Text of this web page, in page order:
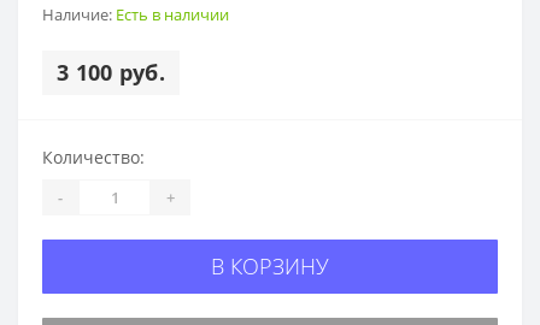
Наличие: Есть в наличии
3 100 руб.
Количество:
- +
В КОРЗИНУ